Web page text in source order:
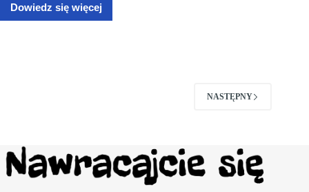
Dowiedz się więcej
Boże
Ciało
NASTĘPNY